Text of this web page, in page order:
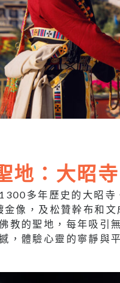
地：大昭寺
多年歷史的大昭
金像，及松贊幹布和
教的聖地，每年吸引
，體驗心靈的寧靜與